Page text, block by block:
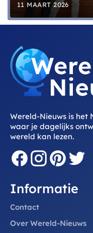
11 MAART 2026
Wereld-Nieuws is het
waar je dagelijks
wereld kan lezen.
Informatie
Contact
Over Wereld-Nieuws